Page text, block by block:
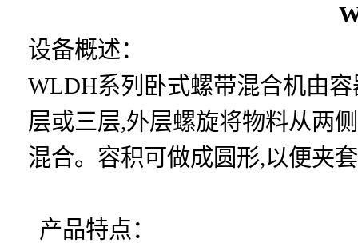
设备概述：
WLDH系列卧式螺带混合机由
层或三层,外层螺旋将物料从两
混合。容积可做成圆形,以便夹
产品特点：